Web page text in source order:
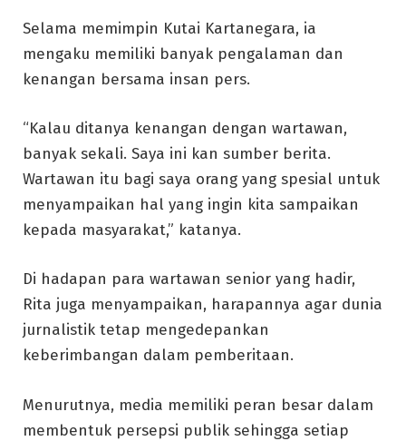
Selama memimpin Kutai Kartanegara, ia
mengaku memiliki banyak pengalaman dan
kenangan bersama insan pers.
“Kalau ditanya kenangan dengan wartawan,
banyak sekali. Saya ini kan sumber berita.
Wartawan itu bagi saya orang yang spesial untuk
menyampaikan hal yang ingin kita sampaikan
kepada masyarakat,” katanya.
Di hadapan para wartawan senior yang hadir,
Rita juga menyampaikan, harapannya agar dunia
jurnalistik tetap mengedepankan
keberimbangan dalam pemberitaan.
Menurutnya, media memiliki peran besar dalam
membentuk persepsi publik sehingga setiap